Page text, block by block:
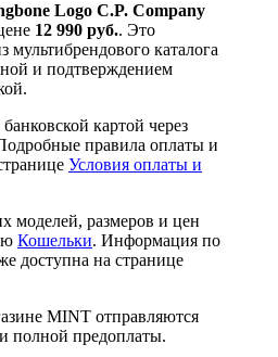
Logo C.P. Company
12 990 руб.. Это
мультибрендового каталога
и подтверждением
картой через
правила оплаты и
Условия оплаты и
моделей, размеров и цен
Кошельки. Информация по
доступна на странице
MINT отправляются
полной предоплаты.